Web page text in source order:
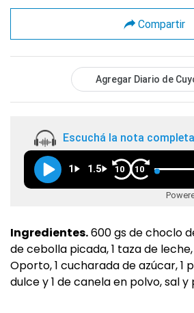
Compartir
Agregar Diario de
Escuchá la nota completa
1 1.5 10 10
Ingredientes.600 gs de choclo
de cebolla picada, 1 taza de
Oporto, 1 cucharada de azúcar, 1
dulce y 1 de canela en polvo, sal